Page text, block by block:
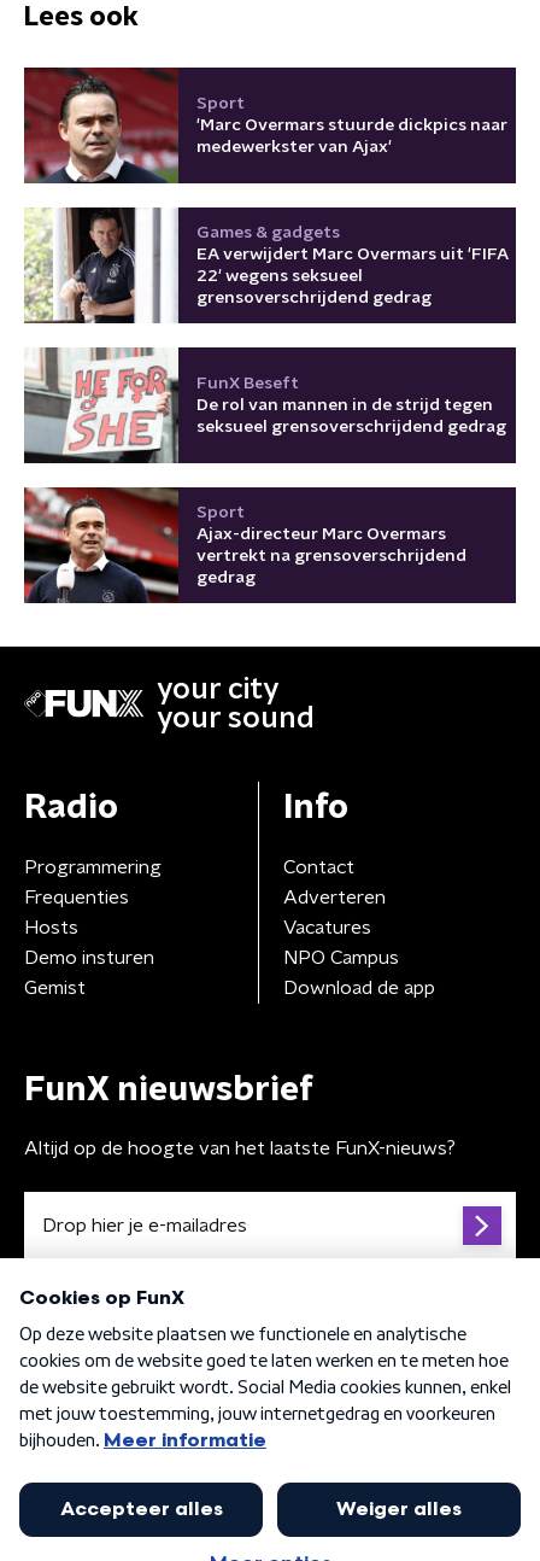
Lees ook
Sport
'Marc Overmars stuurde dickpics naar
medewerkster van Ajax'
Games & gadgets
EA verwijdert Marc Overmars uit 'FIFA
22' wegens seksueel
grensoverschrijdend gedrag
FunX Beseft
De rol van mannen in de strijd tegen
seksueel grensoverschrijdend gedrag
Sport
Ajax-directeur Marc Overmars
vertrekt na grensoverschrijdend
gedrag
your city
your sound
Radio
Programmering
Frequenties
Hosts
Demo insturen
Gemist
Info
Contact
Adverteren
Vacatures
NPO Campus
Download de app
FunX nieuwsbrief
Altijd op de hoogte van het laatste FunX-nieuws?
Algemene voorwaarden Privacybeleid